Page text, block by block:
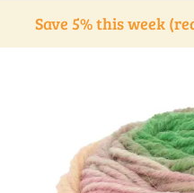
Save 5% this week